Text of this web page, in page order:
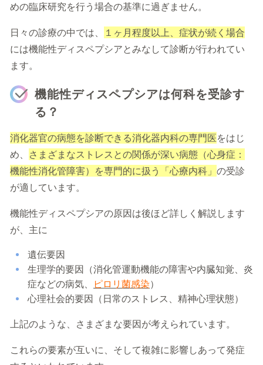
めの臨床研究を行う場合の基準に過ぎません。
日々の診療の中では、
１ヶ月程度以上、症状が続く場合
には機能性ディスペプシアとみなして診断が行われてい
ます。
機能性ディスペプシアは何科を受診す
る？
消化器官の病態を診断できる消化器内科の専門医をはじ
め、 さまざまなストレスとの関係が深い病態（心身症：
機能性消化管障害）を専門的に扱う「心療内科」 の受診
が適しています。
機能性ディスペプシアの原因は後ほど詳しく解説します
が、主に
遺伝要因
生理学的要因（消化管運動機能の障害や内臓知覚、炎
症などの病気、
ピロリ菌感染）
心理社会的要因（日常のストレス、精神心理状態）
上記のような、さまざまな要因が考えられています。
これらの要素が互いに、そして複雑に影響しあって発症